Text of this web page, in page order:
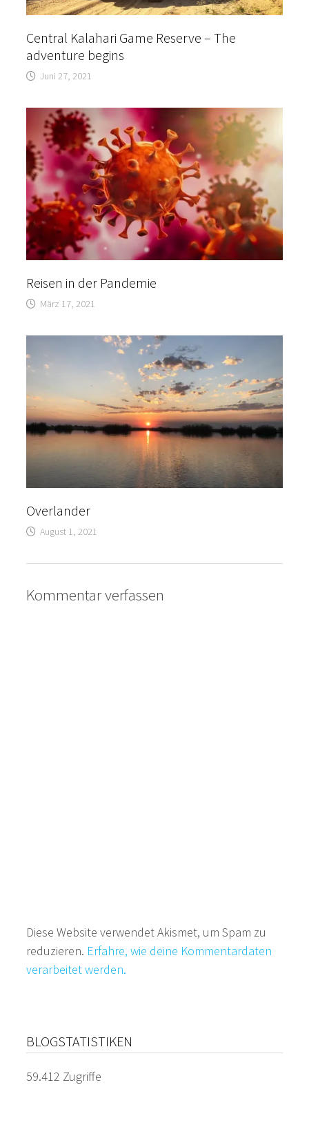
Central Kalahari Game Reserve – The
adventure begins
Juni 27, 2021
Reisen in der Pandemie
März 17, 2021
Overlander
August 1, 2021
Kommentar verfassen
Diese Website verwendet Akismet, um Spam zu
reduzieren. Erfahre, wie deine Kommentardaten
verarbeitet werden.
BLOGSTATISTIKEN
59.412 Zugriffe